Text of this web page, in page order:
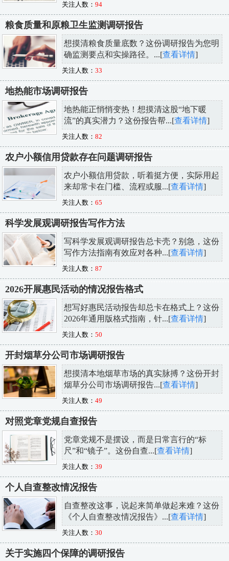
关注人数： 94
粮食质量和原粮卫生监测调研报告
想摸清粮食质量底数？这份调研报告为您明
确监测要点和实操路径。...[查看详情]
关注人数： 33
地热能市场调研报告
地热能正悄悄变热！想摸清这股“地下暖
流”的真实潜力？这份报告帮...[查看详情]
关注人数： 82
农户小额信用贷款存在问题调研报告
农户小额信用贷款，听着挺方便，实际用起
来却常卡在门槛、流程或服...[查看详情]
关注人数： 65
科学发展观调研报告写作方法
写科学发展观调研报告总卡壳？别急，这份
写作方法指南有效应对各种...[查看详情]
关注人数： 87
2026开展惠民活动的情况报告格式
想写好惠民活动报告却总卡在格式上？这份
2026年通用版格式指南，针...[查看详情]
关注人数： 50
开封烟草分公司市场调研报告
想摸清本地烟草市场的真实脉搏？这份开封
烟草分公司市场调研报告...[查看详情]
关注人数： 49
对照党章党规自查报告
党章党规不是摆设，而是日常言行的“标
尺”和“镜子”。这份自查...[查看详情]
关注人数： 39
个人自查整改情况报告
自查整改这事，说起来简单做起来难？这份
《个人自查整改情况报告》...[查看详情]
关注人数： 30
关于实施四个保障的调研报告